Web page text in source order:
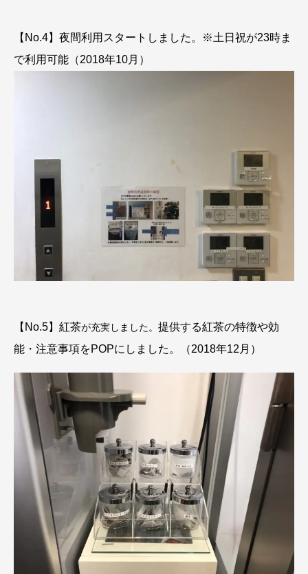
【No.4】夜間利用スタートしました。※土日祝が23時ま
で利用可能（2018年10月）
【No.5】紅茶が充実しました。 提供する紅茶の特徴や効
能・注意事項をPOPにしました。（2018年12月）